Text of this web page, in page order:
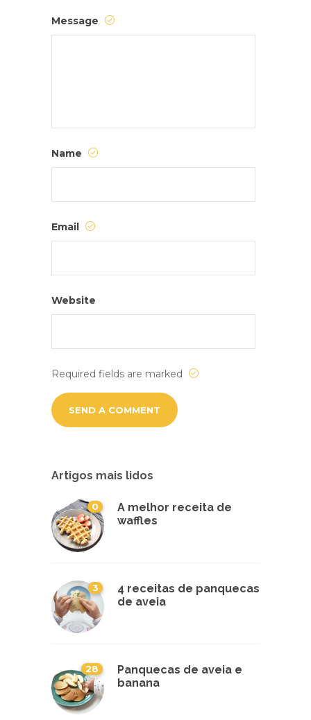
Message
Name
Email
Website
Required fields are marked
Artigos mais lidos
0
A melhor receita de
waffles
3
4 receitas de panquecas
de aveia
28
Panquecas de aveia e
banana